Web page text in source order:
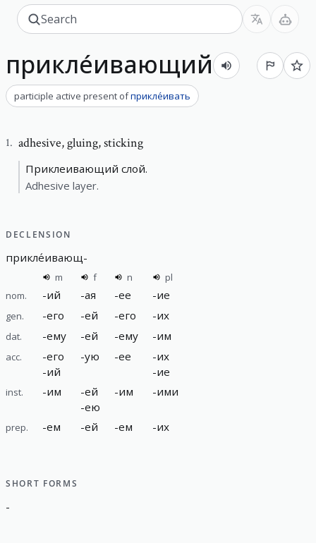
прикле́ивающий
participle active present ofприкле́ивать
1. adhesive,gluing, sticking
Приклеивающий слой.
Adhesive layer.
DECLENSION
прикле́ивающ-
m f n
pl
nom.
-ий -ая -ее -ие
gen. -его -ей -его -их
dat. -ему -ей -ему -им
acc. -его
-ий
-ую -ее -их
-ие
inst. -им -ей
-ею
-им -ими
prep. -ем -ей -ем -их
SHORT FORMS
-